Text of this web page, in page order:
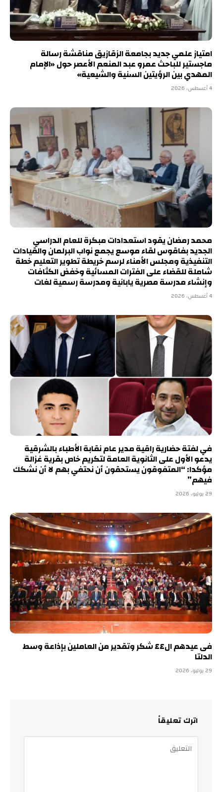
امتياز علمي جديد بجامعة الزقازيق مناقشة رسالة
ماجستير للباحث عمرو عبد المنعم الأعصر حول «الإمام
المهدي بين الرؤيتين السنية والشيعية»
4 أغسطس، 2026
محمد رمضان يقود استعدادات مبكرة للعام الدراسي
الجديد بفاقوس لقاء موسع يجمع نواب البرلمان والقيادات
التنفيذية ومجلس الأمناء لرسم خريطة تطوير التعليم خطة
شاملة للقضاء على الفترات المسائية وخفض الكثافات
وإنشاء مدرسة مصرية يابانية ومدرسة رسمية لغات
4 أغسطس، 2026
في لفتة حضارية راقية مدير عام نقابة الأطباء بالشرقية
يدعو الأول على الثانوية العامة لتكريم خاص بقرية غزالة
مؤكدا: “المتفوقون يستحقون أن نحتفي بهم لا أن نشكك
فيهم”
29 يوليو، 2026
فى عيدهم ال٤٤ شكر وتقدير من العاملين بإذاعة وسط
الدلتا
29 يوليو، 2026
اترك تعليقاً